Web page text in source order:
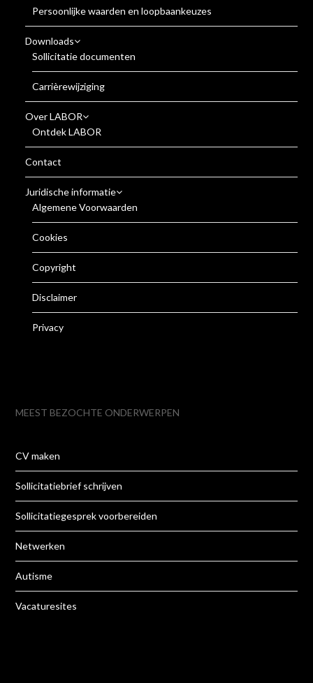
Persoonlijke waarden en loopbaankeuzes
Downloads
Sollicitatie documenten
Carrièrewijziging
Over LABOR
Ontdek LABOR
Contact
Juridische informatie
Algemene Voorwaarden
Cookies
Copyright
Disclaimer
Privacy
MEEST BEZOCHTE ONDERWERPEN
CV maken
Sollicitatiebrief schrijven
Sollicitatiegesprek voorbereiden
Netwerken
Autisme
Vacaturesites